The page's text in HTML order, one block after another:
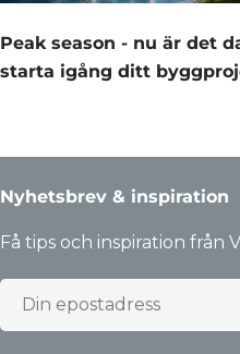
Peak season - nu är det
starta igång ditt
Nyhetsbrev & inspiration
Få tips och inspiration från
Epost